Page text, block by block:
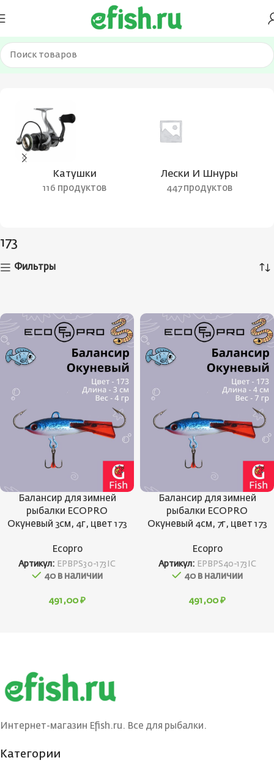
Главная Товар Цвет балансира 173
Катушки
116 продуктов
Лески И Шнуры
447 продуктов
173
Фильтры
Балансир для зимней
рыбалки ECOPRO
Окуневый 3см, 4г, цвет 173
Ecopro
Артикул: EPBPS30-173IC
40 в наличии
491,00 ₽
Балансир для зимней
рыбалки ECOPRO
Окуневый 4см, 7г, цвет 173
Ecopro
Артикул: EPBPS40-173IC
40 в наличии
491,00 ₽
Интернет-магазин Efish.ru. Все для рыбалки.
Категории